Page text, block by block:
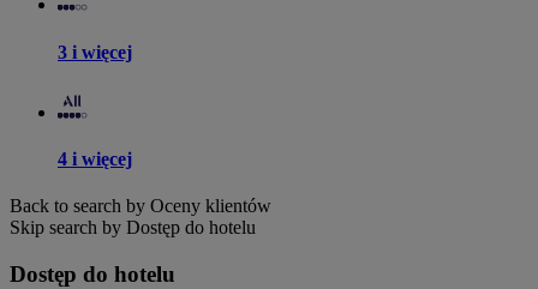
3 i więcej
4 i więcej
Back to search by Oceny klientów
Skip search by Dostęp do hotelu
Dostęp do hotelu